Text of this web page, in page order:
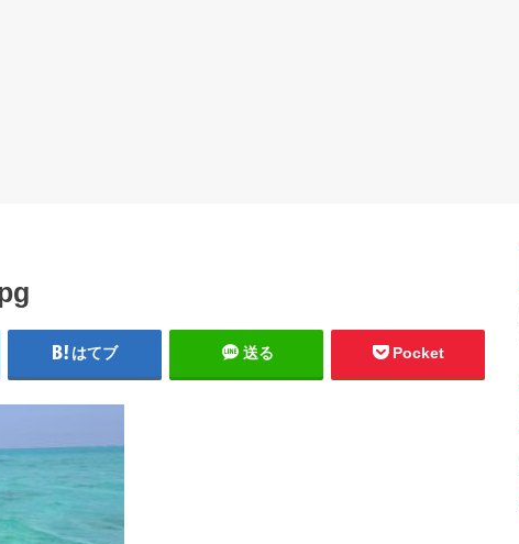
はてブ 送る Pocket